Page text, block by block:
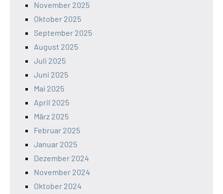
November 2025
Oktober 2025
September 2025
August 2025
Juli 2025
Juni 2025
Mai 2025
April 2025
März 2025
Februar 2025
Januar 2025
Dezember 2024
November 2024
Oktober 2024